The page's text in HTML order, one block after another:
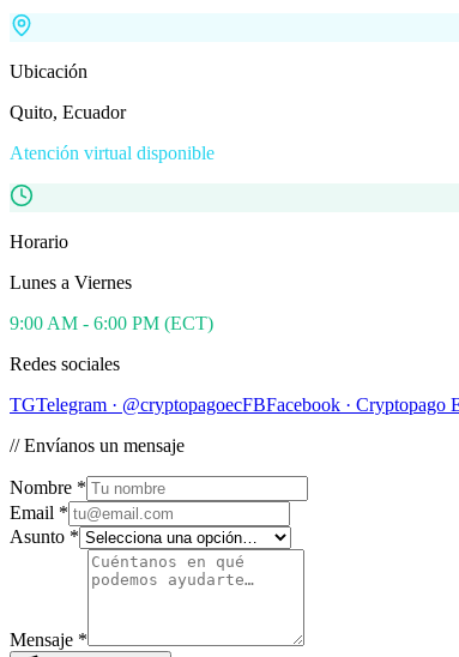
Ubicación
Quito, Ecuador
Atención virtual disponible
Horario
Lunes a Viernes
9:00 AM - 6:00 PM (ECT)
Redes sociales
TGTelegram · @cryptopagoecFBFacebook · Cryptopago
// Envíanos un mensaje
Nombre *
Email *
Asunto *
Mensaje *